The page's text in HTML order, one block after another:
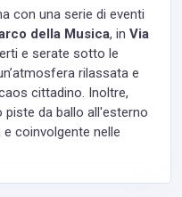
con una serie di eventi
della Musica, in Via
e serate sotto le
rilassata e
cittadino. Inoltre,
da ballo all'esterno
coinvolgente nelle